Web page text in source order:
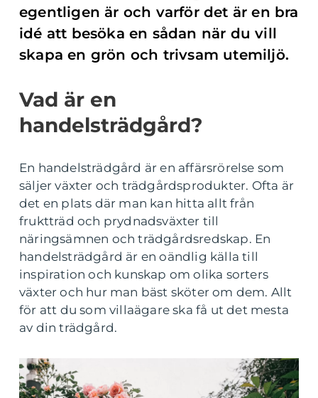
egentligen är och varför det är en bra
idé att besöka en sådan när du vill
skapa en grön och trivsam utemiljö.
Vad är en
handelsträdgård?
En handelsträdgård är en affärsrörelse som
säljer växter och trädgårdsprodukter. Ofta är
det en plats där man kan hitta allt från
fruktträd och prydnadsväxter till
näringsämnen och trädgårdsredskap. En
handelsträdgård är en oändlig källa till
inspiration och kunskap om olika sorters
växter och hur man bäst sköter om dem. Allt
för att du som villaägare ska få ut det mesta
av din trädgård.